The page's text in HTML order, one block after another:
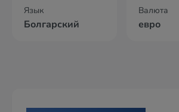
Язык
Болгарский
Валюта
евро